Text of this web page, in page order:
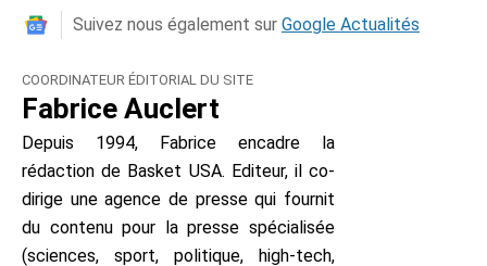
Suivez nous également sur Google Actualités
COORDINATEUR ÉDITORIAL DU SITE
Fabrice Auclert
Depuis 1994, Fabrice encadre la
rédaction de Basket USA. Editeur, il co-
dirige une agence de presse qui fournit
du contenu pour la presse spécialisée
(sciences, sport, politique, high-tech,